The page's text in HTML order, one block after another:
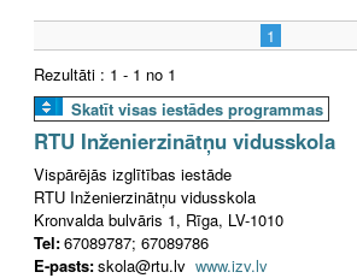
1
Rezultāti : 1 - 1 no 1
Skatīt visas iestādes programmas
RTU Inženierzinātņu vidusskola
Vispārējās izglītības iestāde
RTU Inženierzinātņu vidusskola
Kronvalda bulvāris 1, Rīga, LV-1010
Tel:67089787; 67089786
E-pasts:skola@rtu.lv www.izv.lv